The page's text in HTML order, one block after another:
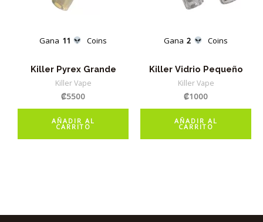
Gana 11 Coins
Killer Pyrex Grande
Killer Vape
₡5500
AÑADIR AL
CARRITO
Gana 2 Coins
Killer Vidrio Pequeño
Killer Vape
₡1000
AÑADIR AL
CARRITO